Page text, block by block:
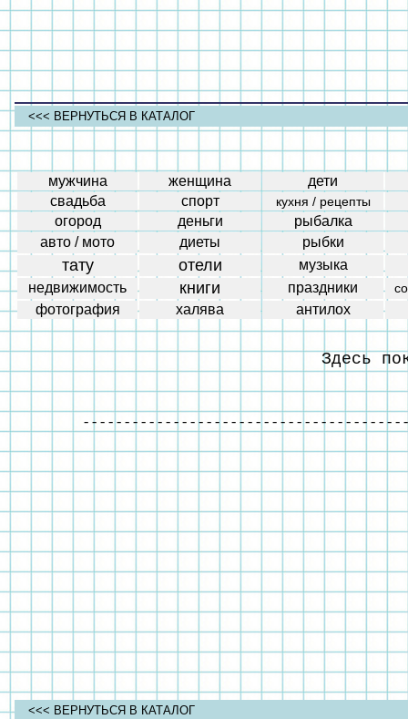
<<< ВЕРНУТЬСЯ В КАТАЛОГ
мужчина женщина
дети
свадьба
спорт кухня / рецепты
огород деньги
рыбалка
авто / мото
диеты рыбки
тату отели
музыка
недвижимость
книги праздники
фотография халява антилох
Здесь
- - - - - - - - - - - - - - - - - - - - - - - - - - - - - - - - - - - - - -
<<< ВЕРНУТЬСЯ В КАТАЛОГ